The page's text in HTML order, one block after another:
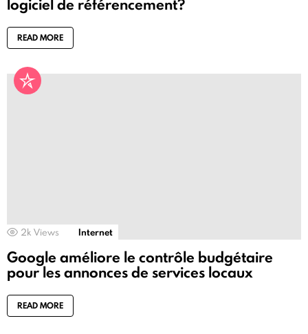
logiciel de référencement?
READ MORE
2k Views Internet
Google améliore le contrôle budgétaire
pour les annonces de services locaux
READ MORE